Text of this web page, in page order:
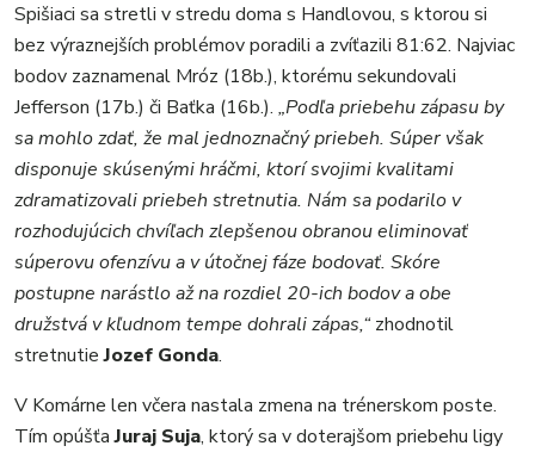
Spišiaci sa stretli v stredu doma s Handlovou, s ktorou si
bez výraznejších problémov poradili a zvíťazili 81:62. Najviac
bodov zaznamenal Mróz (18b.), ktorému sekundovali
Jefferson (17b.) či Baťka (16b.). „Podľa priebehu zápasu by
sa mohlo zdať, že mal jednoznačný priebeh. Súper však
disponuje skúsenými hráčmi, ktorí svojimi kvalitami
zdramatizovali priebeh stretnutia. Nám sa podarilo v
rozhodujúcich chvíľach zlepšenou obranou eliminovať
súperovu ofenzívu a v útočnej fáze bodovať. Skóre
postupne narástlo až na rozdiel 20-ich bodov a obe
družstvá v kľudnom tempe dohrali zápas,“ zhodnotil
stretnutieJozef Gonda.
V Komárne len včera nastala zmena na trénerskom poste.
Tím opúšťaJuraj Suja, ktorý sa v doterajšom priebehu ligy